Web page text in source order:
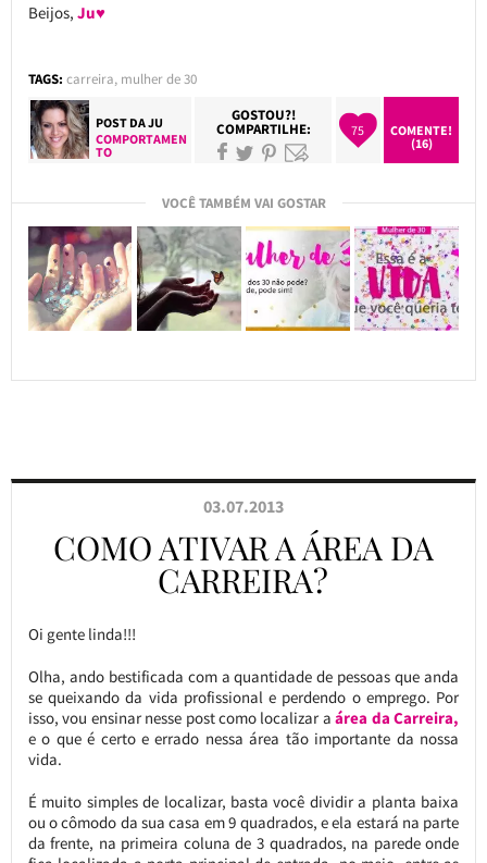
Beijos, Ju♥
TAGS: carreira, mulher de 30
POST DAJU
COMPORTAMEN
TO
GOSTOU?!
COMPARTILHE: 75
COMENTE!
(16)
VOCÊ TAMBÉM VAI GOSTAR
03.07.2013
COMO ATIVAR A ÁREA DA
CARREIRA?
Oi gente linda!!!
Olha, ando bestificada com a quantidade de pessoas que anda
se queixando da vida profissional e perdendo o emprego. Por
isso, vou ensinar nesse post como localizar aárea da Carreira,
e o que é certo e errado nessa área tão importante da nossa
vida.
É muito simples de localizar, basta você dividir a planta baixa
ou o cômodo da sua casa em 9 quadrados, e ela estará na parte
da frente, na primeira coluna de 3 quadrados, na parede onde